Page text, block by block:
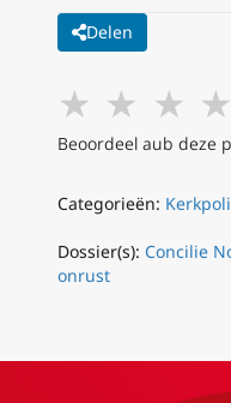
Delen
★ ★ ★ ★
Beoordeel aub deze
Categorieën:
Dossier(s): Concilie
onrust